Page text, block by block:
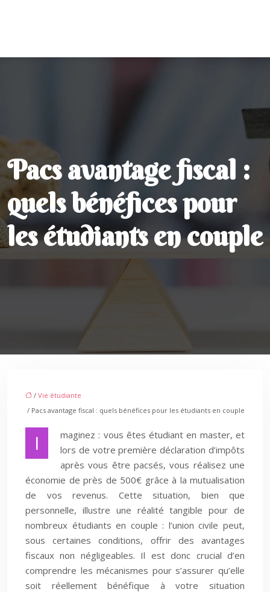
Pacs avantage fiscal :
quels bénéfices pour
les étudiants en couple
/ Vie étudiante
/ Pacs avantage fiscal : quels bénéfices pour les étudiants en couple
I
maginez : vous êtes étudiant en master, et
lors de votre première déclaration d’impôts
après vous être pacsés, vous réalisez une
économie de près de 500€ grâce à la mutualisation
de vos revenus. Cette situation, bien que
personnelle, illustre une réalité tangible pour de
nombreux étudiants en couple : l’union civile peut,
sous certaines conditions, offrir des avantages
fiscaux non négligeables. Il est donc crucial d’en
comprendre les mécanismes pour s’assurer qu’elle
soit réellement bénéfique à votre situation